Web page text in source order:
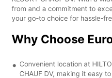
from and a commitment to
your go-to choice for hassle-
Why Choose
Convenient location at
CHAUF DV, making it easy